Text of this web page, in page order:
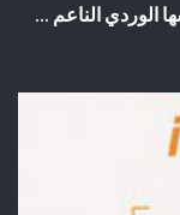
الوردي الناعم ...